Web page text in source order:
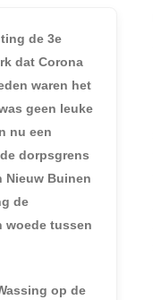
de 3e
dat Corona
waren het
geen leuke
nu een
dorpsgrens
Nieuw Buinen
de
woede tussen
op de